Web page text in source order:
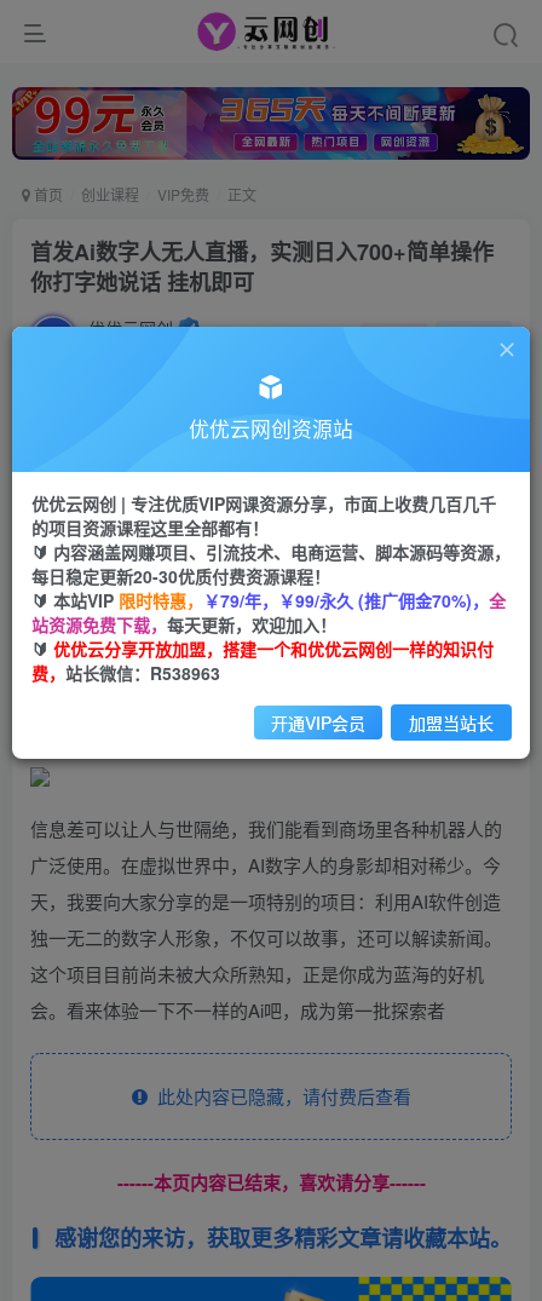
首页 创业课程 VIP免费 正文
首发Ai数字人无人直播，实测日入700+简单操作
你打字她说话 挂机即可
优优云网创 私信
云币9.9云币99
会员免费
立即购买
您当前未登录！建议登陆后购买，可保存购买订单
信息差可以让人与世隔绝，我们能看到商场里各种机器人的
广泛使用。在虚拟世界中，AI数字人的身影却相对稀少。今
天，我要向大家分享的是一项特别的项目：利用AI软件创造
独一无二的数字人形象，不仅可以故事，还可以解读新闻。
这个项目目前尚未被大众所熟知，正是你成为蓝海的好机
会。看来体验一下不一样的Ai吧，成为第一批探索者
此处内容已隐藏，请付费后查看
------本页内容已结束，喜欢请分享------
感谢您的来访，获取更多精彩文章请收藏本站。
优优云网创资源站
优优云网创 | 专注优质VIP网课资源分享，市面上收费几百几千
的项目资源课程这里全部都有！
🔰 内容涵盖网赚项目、引流技术、电商运营、脚本源码等资源，
每日稳定更新20-30优质付费资源课程！
🔰 本站VIP 限时特惠， ￥79/年，￥99/永久 (推广佣金70%)， 全
站资源免费下载， 每天更新，欢迎加入！
🔰 优优云分享开放加盟，搭建一个和优优云网创一样的知识付
费， 站长微信：R538963
开通VIP会员 加盟当站长